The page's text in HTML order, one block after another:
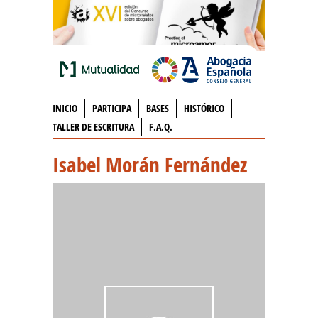
INICIO PARTICIPA BASES
HISTÓRICO
TALLER DE ESCRITURA
F.A.Q.
Isabel Morán Fernández